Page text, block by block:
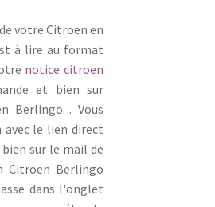
votre Citroen en
à lire au format
notice citroen
et bien sur
Berlingo . Vous
le lien direct
sur le mail de
Citroen Berlingo
dans l'onglet